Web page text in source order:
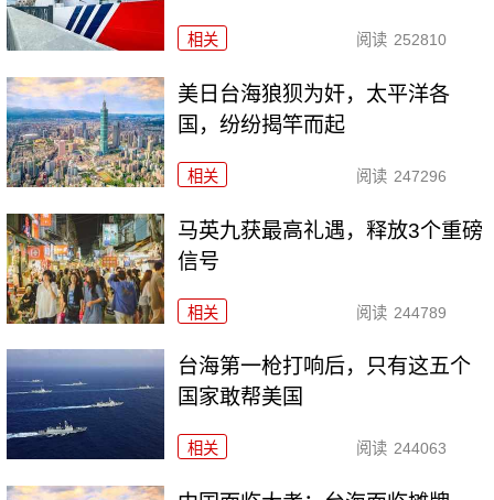
相关 阅读 252810
美日台海狼狈为奸，太平洋各
国，纷纷揭竿而起
相关 阅读 247296
马英九获最高礼遇，释放3个重磅
信号
相关 阅读 244789
台海第一枪打响后，只有这五个
国家敢帮美国
相关 阅读 244063